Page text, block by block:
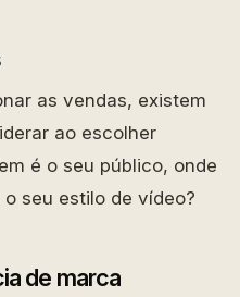
as vendas, existem
ao escolher
é o seu público, onde
seu estilo de vídeo?
de marca